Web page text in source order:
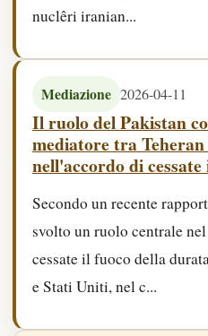
nuclêri iranian...
Mediazione 2026-04-11
Il ruolo del Pakistan
mediatore tra
nell'accordo di
Secondo un recente
svolto un ruolo centrale
cessate il fuoco della
e Stati Uniti, nel c...